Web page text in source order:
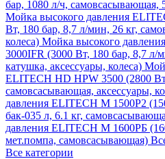
бар, 1080 л/ч, самовсасывающая,
Мойка высокого давления
Вт, 180 бар, 8,7 л/мин, 26 кг,
колеса) Мойка высокого
3000IFR (3000 Вт, 180 бар, 8,7 л/
катушка, аксессуары, колеса)
ELITECH HD HPW 3500 (2800
самовсасывающая, аксессуары,
давления ELITECH M 1500P2
бак-035 л, 6.1 кг,
давления ELITECH М 1600РБ
мет.помпа, самовсасывающая)
Все категории